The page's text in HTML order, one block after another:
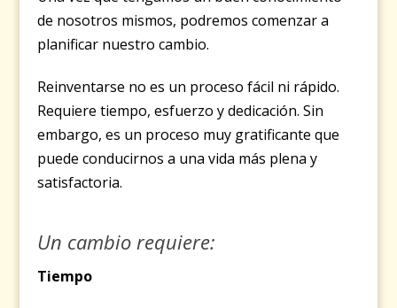
de nosotros mismos, podremos comenzar a
planificar nuestro cambio.
Reinventarse no es un proceso fácil ni rápido.
Requiere tiempo, esfuerzo y dedicación. Sin
embargo, es un proceso muy gratificante que
puede conducirnos a una vida más plena y
satisfactoria.
Un cambio requiere:
Tiempo